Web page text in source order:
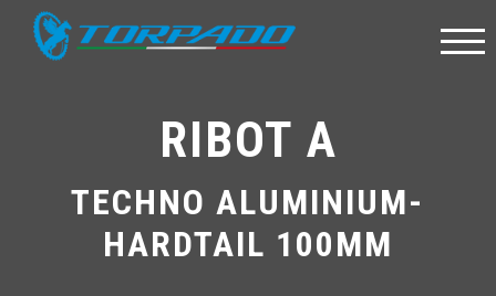
RIBOT A
TECHNO ALUMINIUM-
HARDTAIL 100MM